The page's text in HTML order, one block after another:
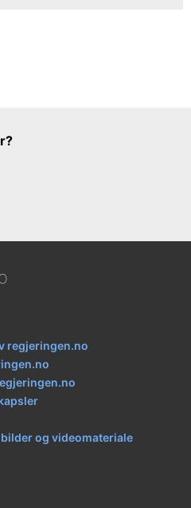
regjeringen.no
og videomateriale